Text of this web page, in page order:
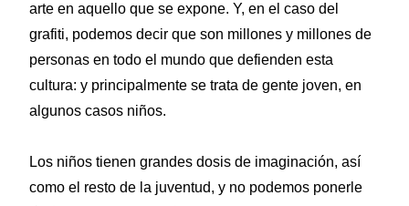
arte en aquello que se expone. Y, en el caso del
grafiti, podemos decir que son millones y millones de
personas en todo el mundo que defienden esta
cultura: y principalmente se trata de gente joven, en
algunos casos niños.
Los niños tienen grandes dosis de imaginación, así
como el resto de la juventud, y no podemos ponerle